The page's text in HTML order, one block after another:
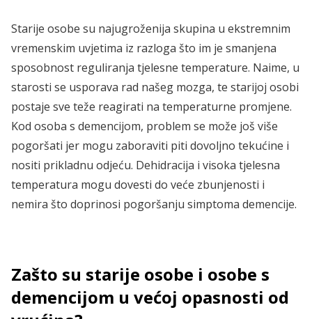
Starije osobe su najugroženija skupina u ekstremnim
vremenskim uvjetima iz razloga što im je smanjena
sposobnost reguliranja tjelesne temperature. Naime, u
starosti se usporava rad našeg mozga, te starijoj osobi
postaje sve teže reagirati na temperaturne promjene.
Kod osoba s demencijom, problem se može još više
pogoršati jer mogu zaboraviti piti dovoljno tekućine i
nositi prikladnu odjeću. Dehidracija i visoka tjelesna
temperatura mogu dovesti do veće zbunjenosti i
nemira što doprinosi pogoršanju simptoma demencije.
Zašto su starije osobe i osobe s
demencijom u većoj opasnosti od